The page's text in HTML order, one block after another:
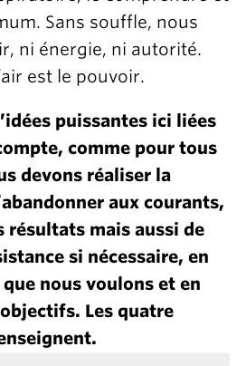
Sans souffle, nous
ni énergie, ni autorité.
est le pouvoir.
puissantes ici liées
comme pour tous
devons réaliser la
aux courants,
résultats mais aussi de
si nécessaire, en
nous voulons et en
Les quatre